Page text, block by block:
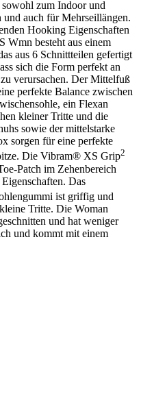
sowohl zum Indoor und
auch für Mehrseillängen.
Hooking Eigenschaften
Wmn besteht aus einem
aus 6 Schnittteilen gefertigt
sich die Form perfekt an
verursachen. Der Mittelfuß
perfekte Balance zwischen
ein Flexan
kleiner Tritte und die
sowie der mittelstarke
sorgen für eine perfekte
Die Vibram® XS Grip2
Patch im Zehenbereich
Das
ist griffig und
Tritte. Die Woman
und hat weniger
und kommt mit einem